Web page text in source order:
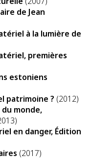
de Jean
à la lumière de
premières
estoniens
patrimoine ? (2012)
monde,
en danger, Édition
(2017)